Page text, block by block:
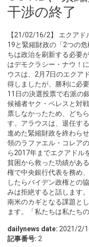
干渉の終了
【21/02/16/2】 エクアド
19と緊縮財政の「2つの
ちは政治を刷新する必要
はデモクラシー・ナウ！
ウスは、2月7日のエクア
得しましたが、勝利に必
11日の決選投票で右派の
候補者ヤク・ペレスと対
票しなかったため、どち
す。アラウスは、退任す
進めた緊縮財政を終わら
領のラファエル・コレア
ら2017年までエクアドル
貧困から救った功績があ
権で中央銀行代表を務め
したらバイデン政権との
みは拒絶すると話します
南米のカギとなる課題と
ます。「私たちは私たち
dailynews date: 2021/2/
記事番号: 2